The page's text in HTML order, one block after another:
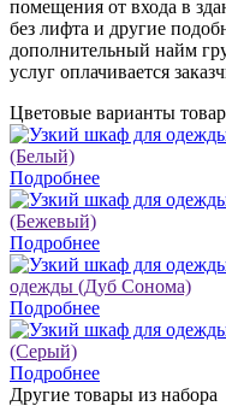
помещения от входа в
без лифта и другие
дополнительный найм
услуг оплачивается
Цветовые варианты
(Белый)
Подробнее
(Бежевый)
Подробнее
одежды (Дуб Сонома)
Подробнее
(Серый)
Подробнее
Другие товары из набора